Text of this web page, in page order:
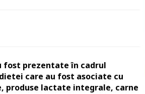
fost prezentate în cadrul
care au fost asociate cu
produse lactate integrale, carne